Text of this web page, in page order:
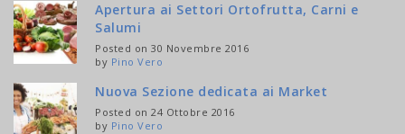
Apertura ai Settori Ortofrutta, Carni e
Salumi
Posted on 30 Novembre 2016
by Pino Vero
Nuova Sezione dedicata ai Market
Posted on 24 Ottobre 2016
by Pino Vero